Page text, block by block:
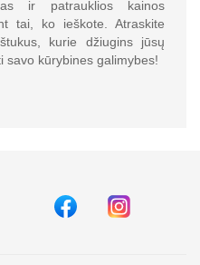
ir patrauklios kainos
tai, ko ieškote. Atraskite
kurie džiugins jūsų
savo kūrybines galimybes!